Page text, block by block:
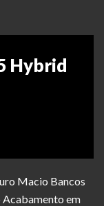
Hybrid
Macio Bancos
em